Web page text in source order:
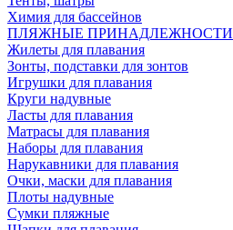
Химия для бассейнов
ПЛЯЖНЫЕ ПРИНАДЛЕЖНОСТИ
Жилеты для плавания
Зонты, подставки для зонтов
Игрушки для плавания
Круги надувные
Ласты для плавания
Матрасы для плавания
Наборы для плавания
Нарукавники для плавания
Очки, маски для плавания
Плоты надувные
Сумки пляжные